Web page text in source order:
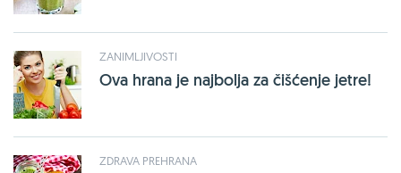
ZANIMLJIVOSTI
Ova hrana je najbolja za čišćenje jetre!
ZDRAVA PREHRANA